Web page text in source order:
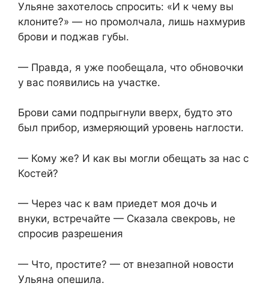
Ульяне захотелось спросить: «И к чему вы
клоните?» — но промолчала, лишь нахмурив
брови и поджав губы.
— Правда, я уже пообещала, что обновочки
у вас появились на участке.
Брови сами подпрыгнули вверх, будто это
был прибор, измеряющий уровень наглости.
— Кому же? И как вы могли обещать за нас с
Костей?
— Через час к вам приедет моя дочь и
внуки, встречайте — Сказала свекровь, не
спросив разрешения
— Что, простите? — от внезапной новости
Ульяна опешила.